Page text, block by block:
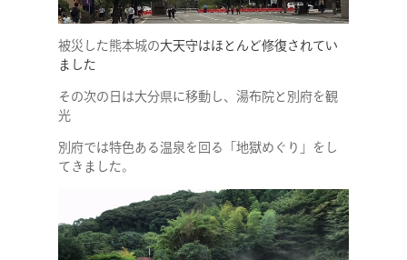
被災した熊本城の大天守はほとんど修復されてい
ました
その次の日は大分県に移動し、湯布院と別府を観
光
別府では特色ある温泉を回る「地獄めぐり」をし
てきました。